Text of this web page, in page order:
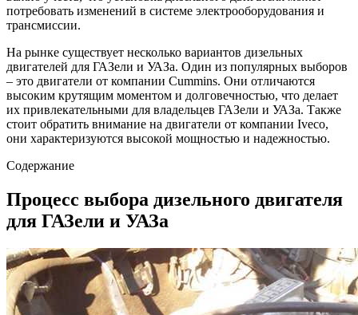
потребовать изменений в системе электрооборудования и
трансмиссии.
На рынке существует несколько вариантов дизельных
двигателей для ГАЗели и УАЗа. Один из популярных выборов
– это двигатели от компании Cummins. Они отличаются
высоким крутящим моментом и долговечностью, что делает
их привлекательными для владельцев ГАЗели и УАЗа. Также
стоит обратить внимание на двигатели от компании Iveco,
они характеризуются высокой мощностью и надежностью.
Содержание
Процесс выбора дизельного двигателя
для ГАЗели и УАЗа